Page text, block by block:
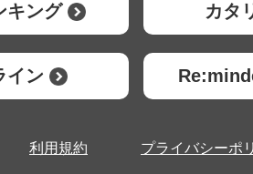
キング カタ
イン
利用規約 プライバシーポ